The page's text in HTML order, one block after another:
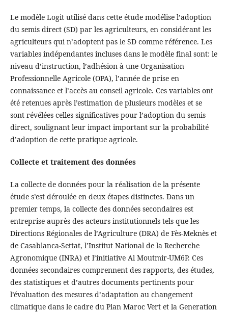
Le modèle Logit utilisé dans cette étude modélise l’adoption
du semis direct (SD) par les agriculteurs, en considérant les
agriculteurs qui n’adoptent pas le SD comme référence. Les
variables indépendantes incluses dans le modèle final sont: le
niveau d’instruction, l’adhésion à une Organisation
Professionnelle Agricole (OPA), l’année de prise en
connaissance et l’accès au conseil agricole. Ces variables ont
été retenues après l’estimation de plusieurs modèles et se
sont révélées celles significatives pour l’adoption du semis
direct, soulignant leur impact important sur la probabilité
d’adoption de cette pratique agricole.
Collecte et traitement des données
La collecte de données pour la réalisation de la présente
étude s’est déroulée en deux étapes distinctes. Dans un
premier temps, la collecte des données secondaires est
entreprise auprès des acteurs institutionnels tels que les
Directions Régionales de l’Agriculture (DRA) de Fès-Meknès et
de Casablanca-Settat, l’Institut National de la Recherche
Agronomique (INRA) et l’initiative Al Moutmir-UM6P. Ces
données secondaires comprennent des rapports, des études,
des statistiques et d’autres documents pertinents pour
l’évaluation des mesures d’adaptation au changement
climatique dans le cadre du Plan Maroc Vert et la Generation